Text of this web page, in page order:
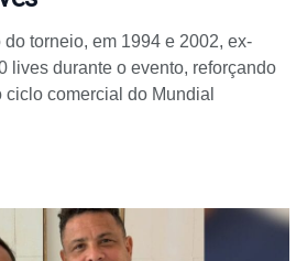
torneio, em 1994 e 2002, ex-
lives durante o evento, reforçando
comercial do Mundial